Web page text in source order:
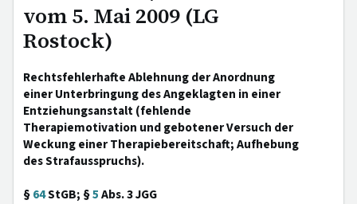
vom 5. Mai 2009 (LG
Rostock)
Rechtsfehlerhafte Ablehnung der Anordnung
einer Unterbringung des Angeklagten in einer
Entziehungsanstalt (fehlende
Therapiemotivation und gebotener Versuch der
Weckung einer Therapiebereitschaft; Aufhebung
des Strafausspruchs).
§64StGB; §5Abs. 3 JGG